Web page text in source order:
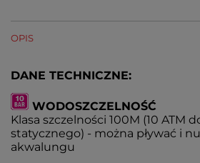
OPIS
DANE TECHNICZNE:
WODOSZCZELNOŚĆ
Klasa szczelności 100M (10 ATM
statycznego) - można pływać i
akwalungu